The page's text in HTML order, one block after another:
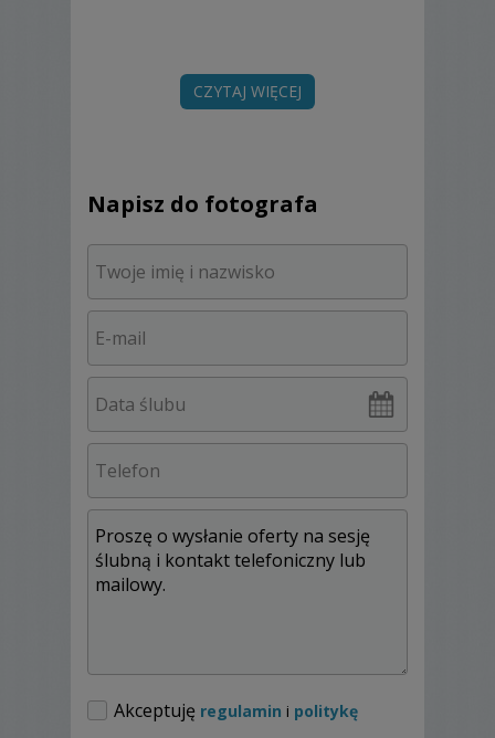
serwera)
Dodatkowe opcje:
- plener w innym dniu niż wesele 500zł
- personalizowany pendrive ze zdjęciami -
100zł
CZYTAJ WIĘCEJ
Napisz do fotografa
Akceptuję regulamin i politykę